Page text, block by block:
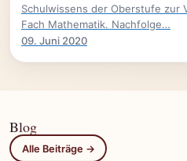
Schulwissens der Oberstufe zur
Fach Mathematik. Nachfolge…
09. Juni 2020
Blog
Alle Beiträge →